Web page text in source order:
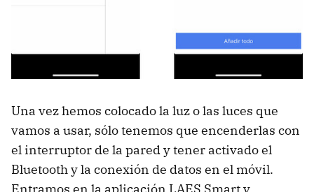
Una vez hemos colocado la luz o las luces que
vamos a usar, sólo tenemos que encenderlas con
el interruptor de la pared y tener activado el
Bluetooth y la conexión de datos en el móvil.
Entramos en la aplicación LAES Smart y